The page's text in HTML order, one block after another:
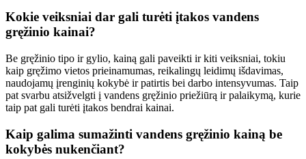
Kokie veiksniai dar gali turėti įtakos vandens
gręžinio kainai?
Be gręžinio tipo ir gylio, kainą gali paveikti ir kiti veiksniai, tokiu
kaip gręžimo vietos prieinamumas, reikalingų leidimų išdavimas,
naudojamų įrenginių kokybė ir patirtis bei darbo intensyvumas. Taip
pat svarbu atsižvelgti į vandens gręžinio priežiūrą ir palaikymą, kurie
taip pat gali turėti įtakos bendrai kainai.
Kaip galima sumažinti vandens gręžinio kainą be
kokybės nukenčiant?